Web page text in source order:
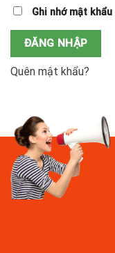
Ghi nhớ mật khẩu
ĐĂNG NHẬP
Quên mật khẩu?